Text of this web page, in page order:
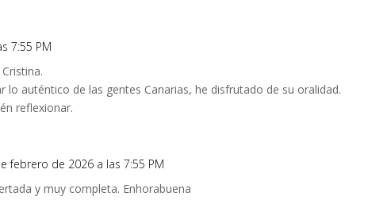
7:55 PM
lo auténtico de las gentes Canarias, he disfrutado de su oralidad.
reflexionar.
febrero de 2026 a las 7:55 PM
y muy completa. Enhorabuena